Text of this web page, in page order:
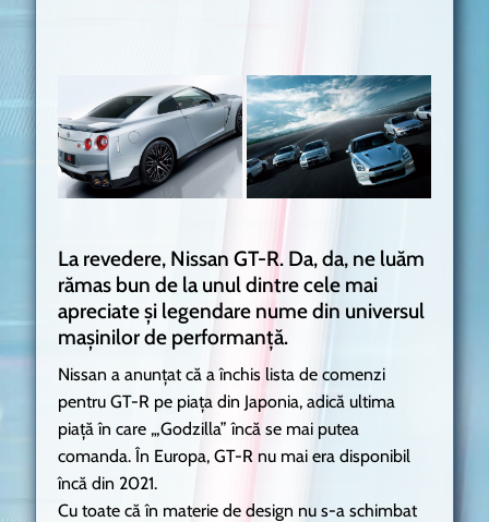
La revedere, Nissan GT-R. Da, da, ne luăm
rămas bun de la unul dintre cele mai
apreciate și legendare nume din universul
mașinilor de performanță.
Nissan a anunțat că a închis lista de comenzi
pentru GT-R pe piața din Japonia, adică ultima
piață în care ,„Godzilla” încă se mai putea
comanda. În Europa, GT-R nu mai era disponibil
încă din 2021.
Cu toate că în materie de design nu s-a schimbat